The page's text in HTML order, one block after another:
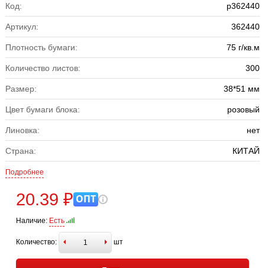
Код: р362440
Артикул: 362440
Плотность бумаги: 75 г/кв.м
Количество листов: 300
Размер: 38*51 мм
Цвет бумаги блока: розовый
Линовка: нет
Страна: КИТАЙ
Подробнее
20.39 ₽ ОПТ
Наличие: Есть
Количество: шт